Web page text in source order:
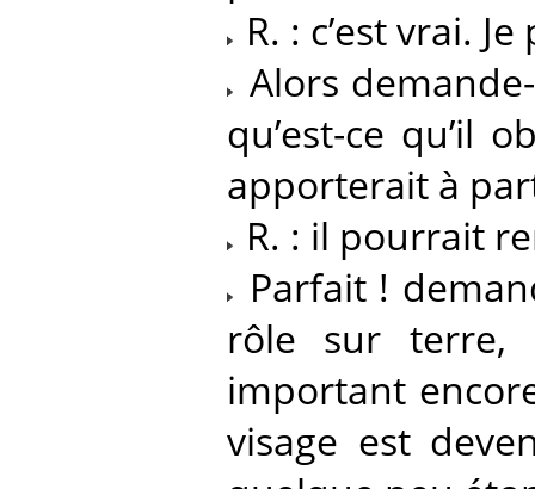
R. : c’est vrai.
Alors
qu’est-ce qu’il
apporterait à
R. : il pourrait
Parfait !
rôle sur terre,
important
visage est